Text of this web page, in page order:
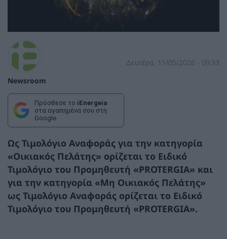
Newsroom
Δευτέρα, 11/05/2026 - 09:33
Πρόσθεσε το iEnergeia
στα αγαπημένα σου στη
Google
Ως Τιμολόγιο Αναφοράς για την κατηγορία
«Οικιακός Πελάτης» ορίζεται το Ειδικό
Τιμολόγιο του Προμηθευτή «PROTERGIA» και
για την κατηγορία «Μη Οικιακός Πελάτης»
ως Τιμολόγιο Αναφοράς ορίζεται το Ειδικό
Τιμολόγιο του Προμηθευτή «PROTERGIA».